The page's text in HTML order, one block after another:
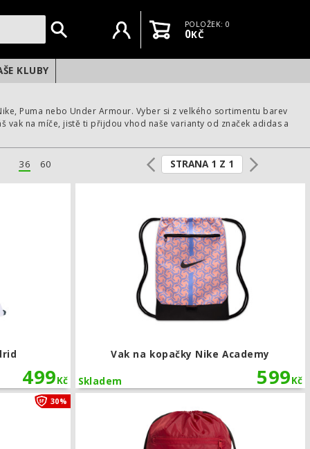
Uživatelský účet
KošíkPOLOŽEK: 0
0KČ
KLUBY
Puma nebo Under Armour. Vyber si z velkého sortimentu barev
vak na míče, jistě ti přijdou vhod naše varianty od značek adidas a
36 60 STRANA 1 Z 1
499Kč
Vak na kopačky Nike Academy
599Kč
Skladem
30%